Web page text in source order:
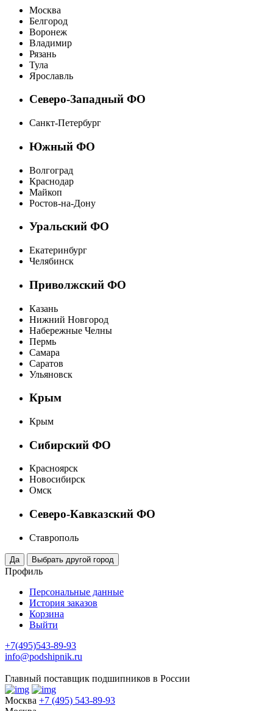
Москва
Белгород
Воронеж
Владимир
Рязань
Тула
Ярославль
Северо-Западный ФО
Санкт-Петербург
Южный ФО
Волгоград
Краснодар
Майкоп
Ростов-на-Дону
Уральский ФО
Екатеринбург
Челябинск
Приволжский ФО
Казань
Нижний Новгород
Набережные Челны
Пермь
Самара
Саратов
Ульяновск
Крым
Крым
Сибирский ФО
Красноярск
Новосибирск
Омск
Северо-Кавказский ФО
Ставрополь
Профиль
Персональные данные
История заказов
Корзина
Выйти
+7(495)543-89-93
info@podshipnik.ru
Главный поставщик подшипников в России
Москва +7 (495) 543-89-93